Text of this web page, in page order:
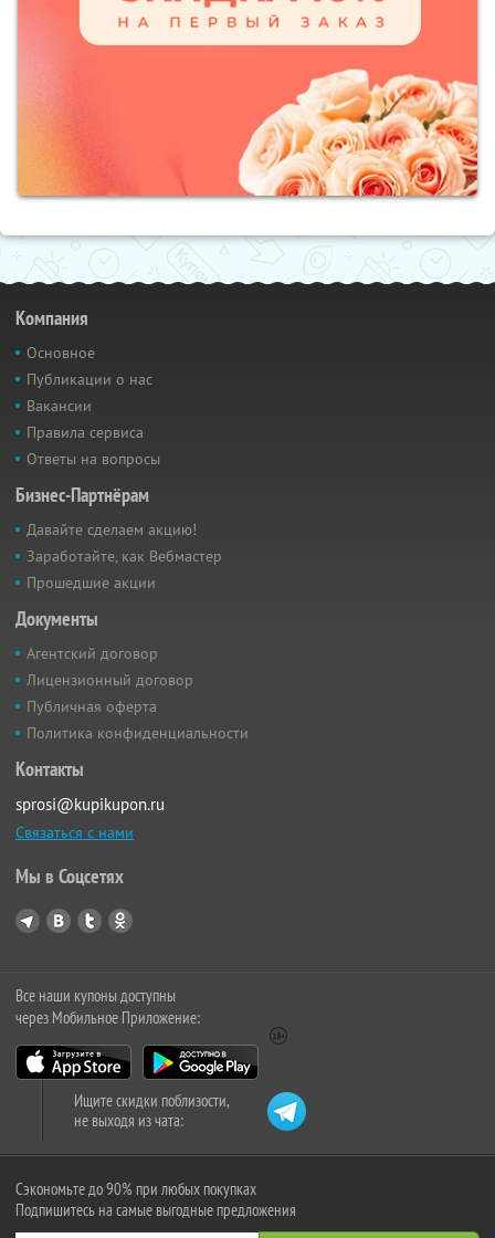
Компания
Основное
Публикации о нас
Вакансии
Правила сервиса
Ответы на вопросы
Бизнес-Партнёрам
Давайте сделаем акцию!
Заработайте, как Вебмастер
Прошедшие акции
Документы
Агентский договор
Лицензионный договор
Публичная оферта
Политика конфиденциальности
Контакты
sprosi@kupikupon.ru
Связаться с нами
Мы в Соцсетях
Все наши купоны доступны
через Мобильное Приложение:
Ищите скидки поблизости,
не выходя из чата:
Сэкономьте до 90% при любых покупках
Подпишитесь на самые выгодные предложения